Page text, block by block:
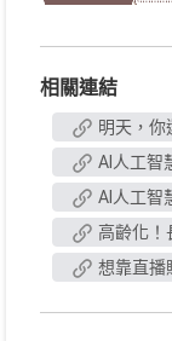
相關連結
明天，你
AI人工智
AI人工智
高齡化！
想靠直播